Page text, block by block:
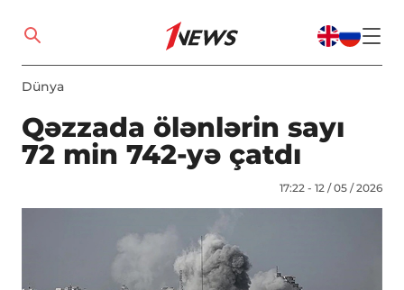
Dünya
Qəzzada ölənlərin sayı
72 min 742-yə çatdı
17:22 - 12 / 05 / 2026